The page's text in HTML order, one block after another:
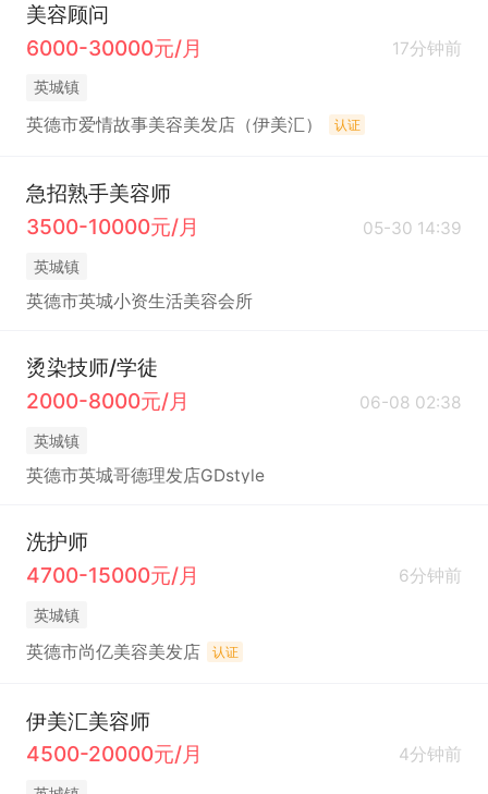
美容顾问
6000-30000元/月
17分钟前
英城镇
英德市爱情故事美容美发店（伊美汇） 认证
急招熟手美容师
3500-10000元/月
05-30 14:39
英城镇
英德市英城小资生活美容会所
烫染技师/学徒
2000-8000元/月
06-08 02:38
英城镇
英德市英城哥德理发店GDstyle
洗护师
4700-15000元/月
6分钟前
英城镇
英德市尚亿美容美发店 认证
伊美汇美容师
4500-20000元/月
4分钟前